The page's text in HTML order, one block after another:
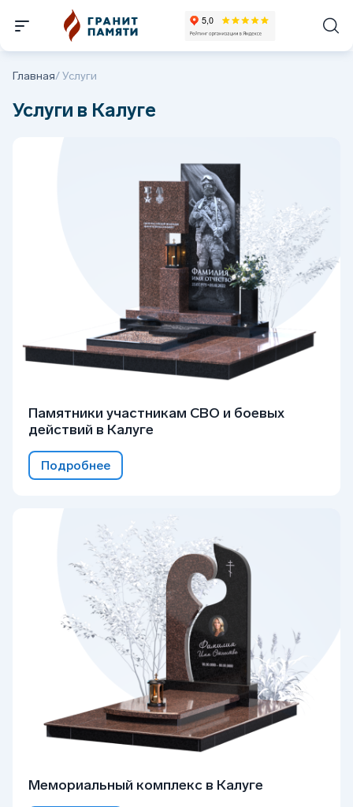
Главная/Услуги
Услуги в Калуге
Памятники участникам СВО и боевых
действий в Калуге
Подробнее
Мемориальный комплекс в Калуге